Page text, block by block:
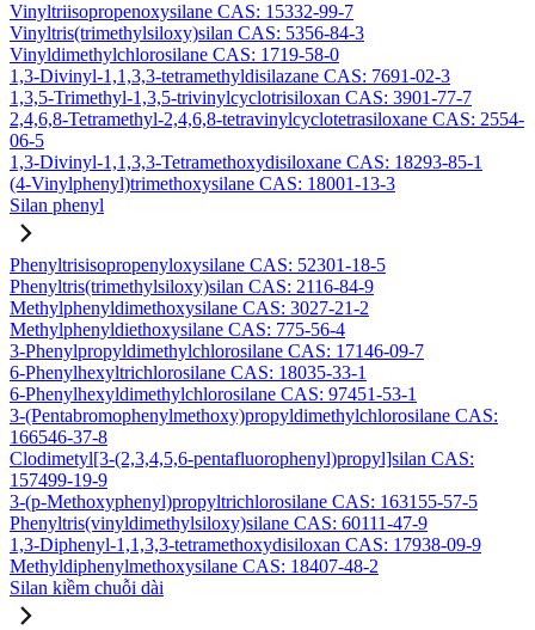
Vinyltriisopropenoxysilane CAS: 15332-99-7
Vinyltris(trimethylsiloxy)silan CAS: 5356-84-3
Vinyldimethylchlorosilane CAS: 1719-58-0
1,3-Divinyl-1,1,3,3-tetramethyldisilazane CAS: 7691-02-3
1,3,5-Trimethyl-1,3,5-trivinylcyclotrisiloxan CAS: 3901-77-7
2,4,6,8-Tetramethyl-2,4,6,8-tetravinylcyclotetrasiloxane CAS: 2554-
06-5
1,3-Divinyl-1,1,3,3-Tetramethoxydisiloxane CAS: 18293-85-1
(4-Vinylphenyl)trimethoxysilane CAS: 18001-13-3
Silan phenyl
Phenyltrisisopropenyloxysilane CAS: 52301-18-5
Phenyltris(trimethylsiloxy)silan CAS: 2116-84-9
Methylphenyldimethoxysilane CAS: 3027-21-2
Methylphenyldiethoxysilane CAS: 775-56-4
3-Phenylpropyldimethylchlorosilane CAS: 17146-09-7
6-Phenylhexyltrichlorosilane CAS: 18035-33-1
6-Phenylhexyldimethylchlorosilane CAS: 97451-53-1
3-(Pentabromophenylmethoxy)propyldimethylchlorosilane CAS:
166546-37-8
Clodimetyl[3-(2,3,4,5,6-pentafluorophenyl)propyl]silan CAS:
157499-19-9
3-(p-Methoxyphenyl)propyltrichlorosilane CAS: 163155-57-5
Phenyltris(vinyldimethylsiloxy)silane CAS: 60111-47-9
1,3-Diphenyl-1,1,3,3-tetramethoxydisiloxan CAS: 17938-09-9
Methyldiphenylmethoxysilane CAS: 18407-48-2
Silan kiềm chuỗi dài